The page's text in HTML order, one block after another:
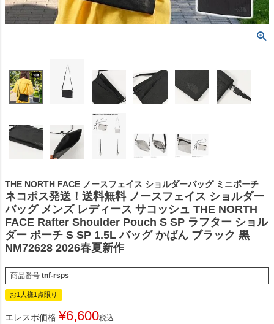
THE NORTH FACE ノースフェイス ショルダーバッグ ミニポーチ
ネコポス発送！送料無料 ノースフェイス ショルダー
バッグ メンズ レディース サコッシュ THE NORTH
FACE Rafter Shoulder Pouch S SP ラフター ショル
ダー ポーチ S SP 1.5L バッグ かばん ブラック 黒
NM72628 2026春夏新作
商品番号 tnf-rsps
お1人様1点限り
エレスポ価格 ¥6,600税込